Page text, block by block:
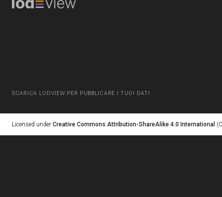
SCARICA LODVIEW PER PUBBLICARE I TUOI DATI
Licensed under Creative Commons Attribution-ShareAlike 4.0 International